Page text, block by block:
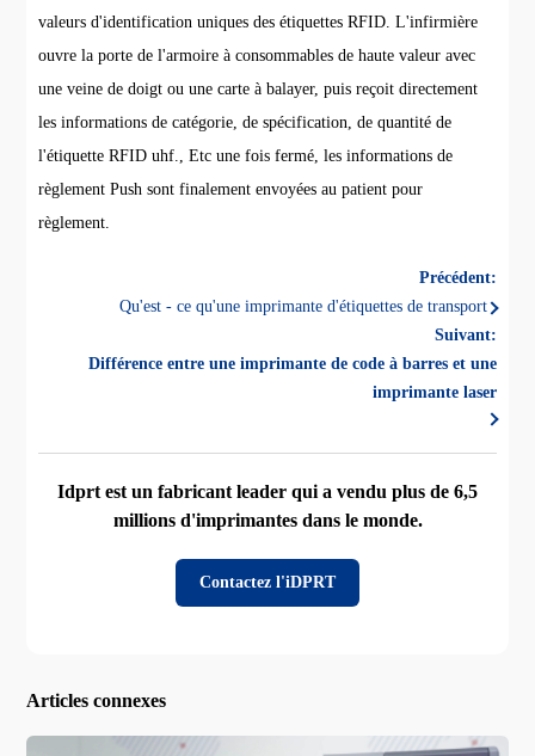
valeurs d'identification uniques des étiquettes RFID. L'infirmière
ouvre la porte de l'armoire à consommables de haute valeur avec
une veine de doigt ou une carte à balayer, puis reçoit directement
les informations de catégorie, de spécification, de quantité de
l'étiquette RFID uhf., Etc une fois fermé, les informations de
règlement Push sont finalement envoyées au patient pour
règlement.
Précédent:
Qu'est - ce qu'une imprimante d'étiquettes de transport
Suivant:
Différence entre une imprimante de code à barres et une
imprimante laser
Idprt est un fabricant leader qui a vendu plus de 6,5
millions d'imprimantes dans le monde.
Contactez l'iDPRT
Articles connexes